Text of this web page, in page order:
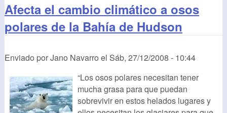
Afecta el cambio climático a osos
polares de la Bahía de Hudson
Enviado porJano Navarro el Sáb, 27/12/2008 - 10:44
“Los osos polares necesitan tener
mucha grasa para que puedan
sobrevivir en estos helados lugares y